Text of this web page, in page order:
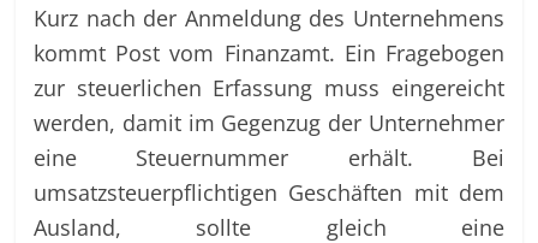
Kurz nach der Anmeldung des Unternehmens
kommt Post vom Finanzamt. Ein Fragebogen
zur steuerlichen Erfassung muss eingereicht
werden, damit im Gegenzug der Unternehmer
eine Steuernummer erhält. Bei
umsatzsteuerpflichtigen Geschäften mit dem
Ausland, sollte gleich eine